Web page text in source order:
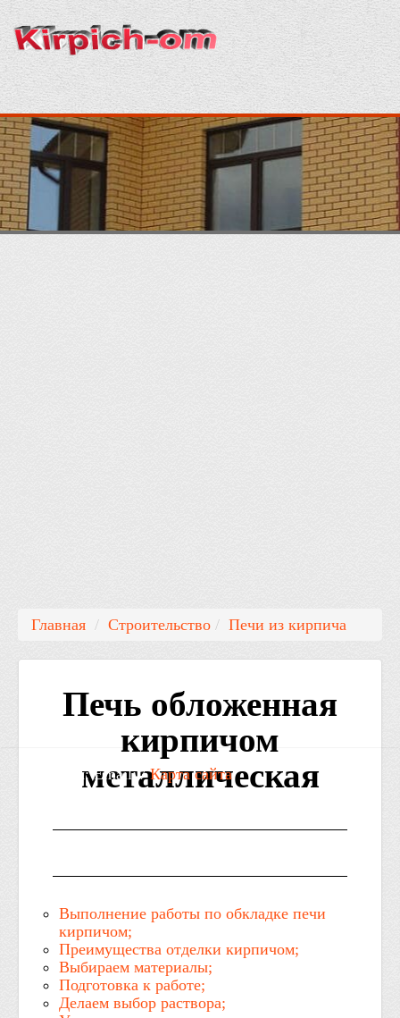
Кирпич
Кладка
Раствор
Главная / Строительство / Печи из кирпича
Печь обложенная
кирпичом
металлическая
Выполнение работы по обкладке печи
кирпичом;
Преимущества отделки кирпичом;
Выбираем материалы;
Подготовка к работе;
Делаем выбор раствора;
Контакты: Email: /Карта сайта